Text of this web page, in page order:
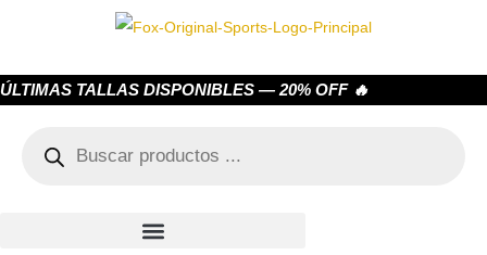
ÚLTIMAS TALLAS DISPONIBLES — 20% OFF 🔥